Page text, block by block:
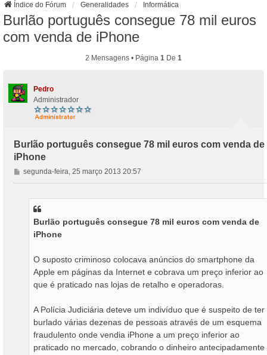
Índice do Fórum Generalidades Informática
Burlão português consegue 78 mil euros
com venda de iPhone
2 Mensagens • Página 1 De 1
Pedro
Administrador
Burlão português consegue 78 mil euros com venda de
iPhone
M
e
segunda-feira, 25 março 2013 20:57
Burlão português consegue 78 mil euros com venda de
iPhone
O suposto criminoso colocava anúncios do smartphone da
Apple em páginas da Internet e cobrava um preço inferior ao
que é praticado nas lojas de retalho e operadoras.
A Polícia Judiciária deteve um indivíduo que é suspeito de ter
burlado várias dezenas de pessoas através de um esquema
fraudulento onde vendia iPhone a um preço inferior ao
praticado no mercado, cobrando o dinheiro antecipadamente